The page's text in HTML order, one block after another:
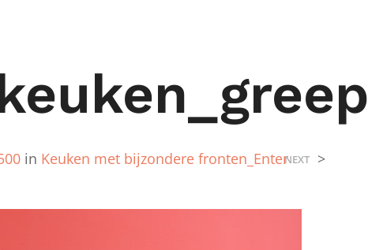
in Keuken met bijzondere fronten_EnterNEXT >